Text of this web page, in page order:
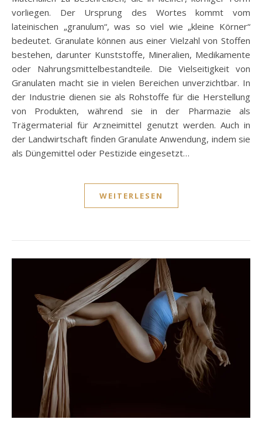
vorliegen. Der Ursprung des Wortes kommt vom
lateinischen „granulum“, was so viel wie „kleine Körner“
bedeutet. Granulate können aus einer Vielzahl von Stoffen
bestehen, darunter Kunststoffe, Mineralien, Medikamente
oder Nahrungsmittelbestandteile. Die Vielseitigkeit von
Granulaten macht sie in vielen Bereichen unverzichtbar. In
der Industrie dienen sie als Rohstoffe für die Herstellung
von Produkten, während sie in der Pharmazie als
Trägermaterial für Arzneimittel genutzt werden. Auch in
der Landwirtschaft finden Granulate Anwendung, indem sie
als Düngemittel oder Pestizide eingesetzt…
WEITERLESEN